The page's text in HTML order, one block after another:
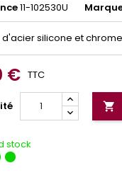
11-102530U
silicone et
€ TTC

stock